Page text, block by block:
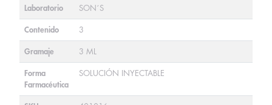
Laboratorio SON´S
Contenido 3
Gramaje 3 ML
Forma
Farmacéutica
SOLUCIÓN INYECTABLE